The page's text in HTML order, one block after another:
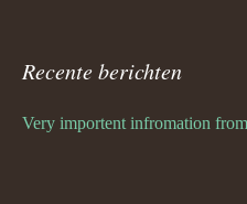
Recente berichten